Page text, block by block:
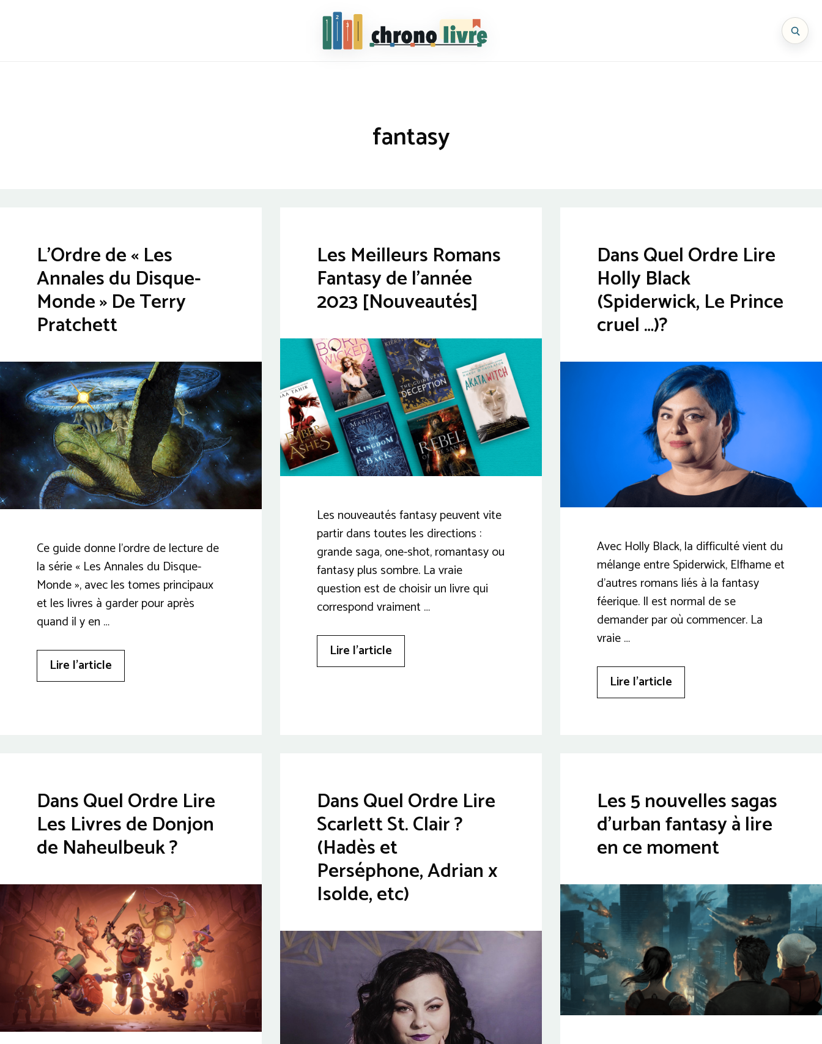
Chronolivre
fantasy
L’Ordre de « Les
Annales du Disque-
Monde » De Terry
Pratchett
Ce guide donne l’ordre de lecture de
la série « Les Annales du Disque-
Monde », avec les tomes principaux
et les livres à garder pour après
quand il y en …
Lire l’article
Les Meilleurs Romans
Fantasy de l’année
2023 [Nouveautés]
Les nouveautés fantasy peuvent vite
partir dans toutes les directions :
grande saga, one-shot, romantasy ou
fantasy plus sombre. La vraie
question est de choisir un livre qui
correspond vraiment …
Lire l’article
Dans Quel Ordre Lire
Holly Black
(Spiderwick, Le Prince
cruel …)?
Avec Holly Black, la difficulté vient du
mélange entre Spiderwick, Elfhame et
d’autres romans liés à la fantasy
féerique. Il est normal de se
demander par où commencer. La
vraie …
Lire l’article
Dans Quel Ordre Lire
Les Livres de Donjon
de Naheulbeuk ?
Dans Quel Ordre Lire
Scarlett St. Clair ?
(Hadès et
Perséphone, Adrian x
Isolde, etc)
Les 5 nouvelles sagas
d’urban fantasy à lire
en ce moment